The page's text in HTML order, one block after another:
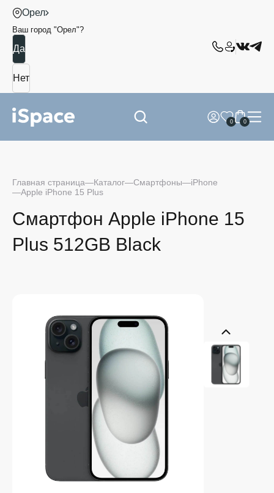
Орел
Ваш город "Орел"?
0 0
Главная страница Каталог Смартфоны
iPhone
Apple iPhone 15 Plus
Смартфон Apple iPhone 15
Plus 512GB Black